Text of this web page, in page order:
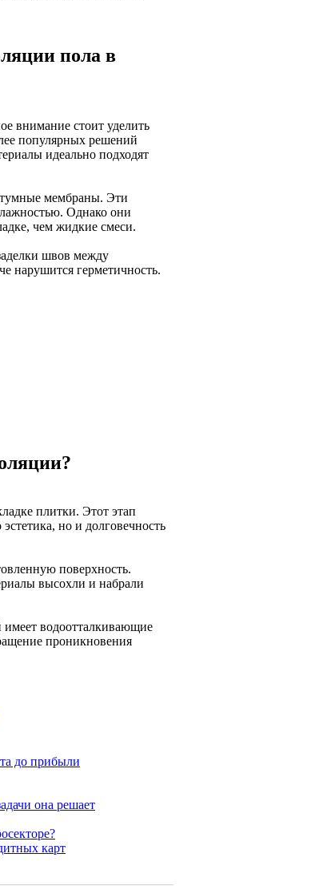
пола в
внимание стоит уделить
популярных решений
идеально подходят
мембраны. Эти
Однако они
чем жидкие смеси.
швов между
нарушится герметичность.
плитки. Этот этап
но и долговечность
поверхность.
высохли и набрали
имеет водоотталкивающие
проникновения
до прибыли
она решает
карт